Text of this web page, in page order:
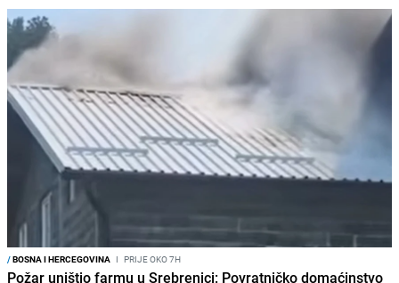
/BOSNA I HERCEGOVINA I PRIJE OKO 7H
Požar uništio farmu u Srebrenici: Povratničko domaćinstvo